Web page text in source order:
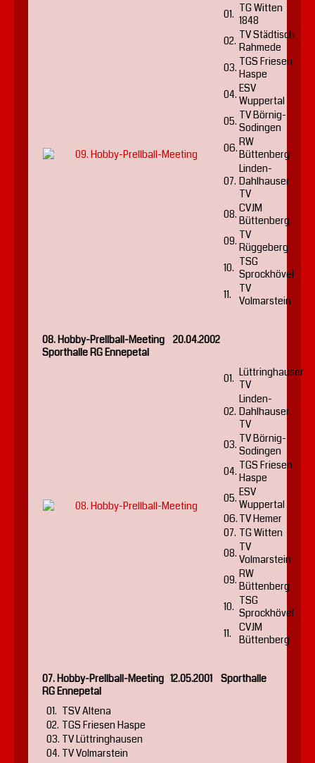
01. TG Witten
1848
02. TV Städtisch
Rahmede
03. TGS Friesen
Haspe
04. ESV
Wuppertal
05. TV Börnig-
Sodingen
06.RW
Büttenberg
07.
Linden-
Dahlhauser
TV
08. CVJM
Büttenberg
09. TV
Rüggeberg
10. TSG
Sprockhövel
11.
TV
Volmarstein
08. Hobby-Prellball-Meeting 20.04.2002
Sporthalle RG Ennepetal
01. Lüttringhauser
TV
02.
Linden-
Dahlhauser
TV
03. TV Börnig-
Sodingen
04. TGS Friesen
Haspe
05. ESV
Wuppertal
06. TV Hemer
07. TG Witten
08. TV
Volmarstein
09. RW
Büttenberg
10. TSG
Sprockhövel
11. CVJM
Büttenberg
07. Hobby-Prellball-Meeting 12.05.2001 Sporthalle
RG Ennepetal
01. TSV Altena
02. TGS Friesen Haspe
03. TV Lüttringhausen
04. TV Volmarstein